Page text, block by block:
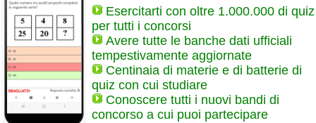
Esercitarti con oltre 1.000.000 di quiz
per tutti i concorsi
Avere tutte le banche dati ufficiali
tempestivamente aggiornate
Centinaia di materie e di batterie di
quiz con cui studiare
Conoscere tutti i nuovi bandi di
concorso a cui puoi partecipare